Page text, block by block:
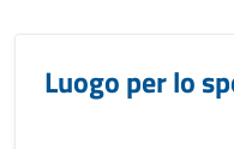
Luogo per lo